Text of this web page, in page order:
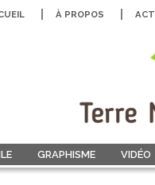
À PROPOS
GRAPHISME VIDÉO